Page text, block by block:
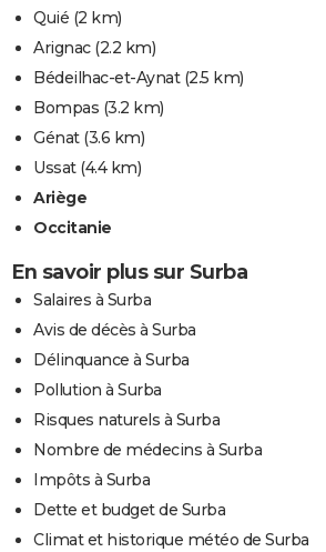
Quié (2 km)
Arignac(2.2 km)
Bédeilhac-et-Aynat(2.5 km)
Bompas (3.2 km)
Génat(3.6 km)
Ussat(4.4 km)
Ariège
Occitanie
En savoir plus sur Surba
Salaires à Surba
Avis de décès à Surba
Délinquance à Surba
Pollution à Surba
Risques naturels à Surba
Nombre de médecins à Surba
Impôts à Surba
Dette et budget de Surba
Climat et historique météo de Surba